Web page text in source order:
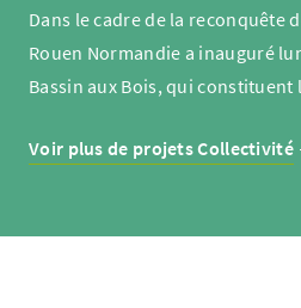
Dans le cadre de la reconquête
Rouen Normandie a inauguré
Bassin aux Bois, qui constituent
Voir plus de projets Collectivité